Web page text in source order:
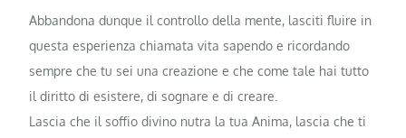
Abbandona dunque il controllo della mente, lasciti fluire in
questa esperienza chiamata vita sapendo e ricordando
sempre che tu sei una creazione e che come tale hai tutto
il diritto di esistere, di sognare e di creare.
Lascia che il soffio divino nutra la tua Anima, lascia che ti